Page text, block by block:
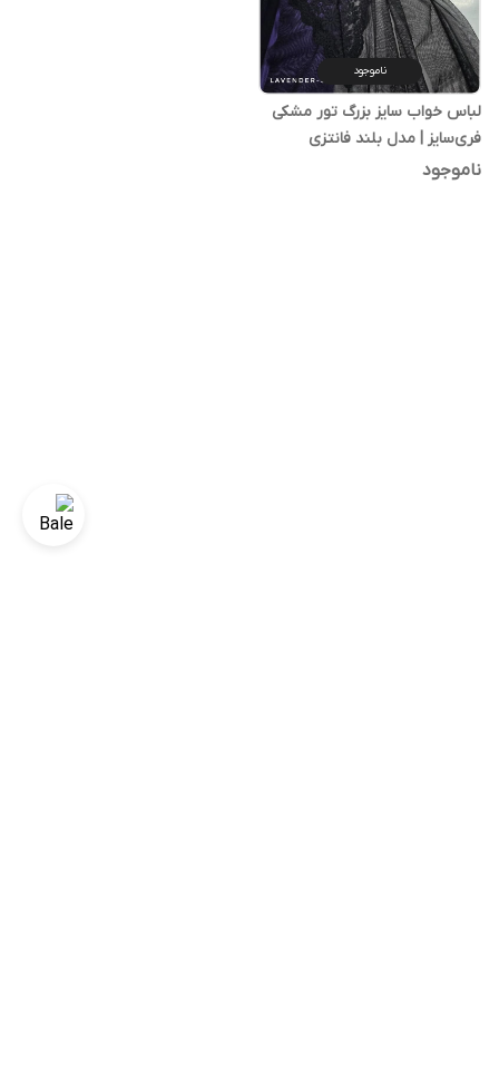
ناموجود
لباس خواب سایز بزرگ تور مشکی
فری‌سایز | مدل بلند فانتزی
ناموجود